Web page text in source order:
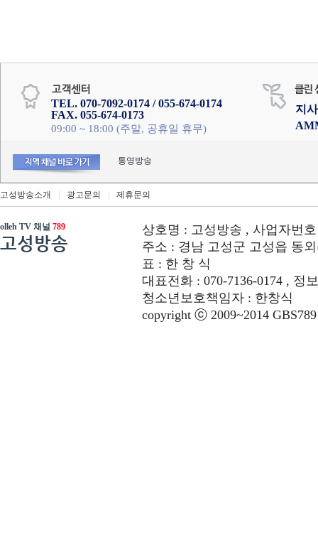
TEL. 070-7092-0174 / 055-674-0174
FAX. 055-674-0173
09:00 ~ 18:00 (주말, 공휴일 휴무)
지
통영방송
고성방송소개 광고문의 제휴문의
olleh TV 채널 789
고성방송
상호명 : 고성방송 , 사업자번호
주소 : 경남 고성군 고성읍 동외
표 : 한 창 식
대표전화 : 070-7136-0174 , 정
청소년보호책임자 : 한창식
copyright ⓒ 2009~2014